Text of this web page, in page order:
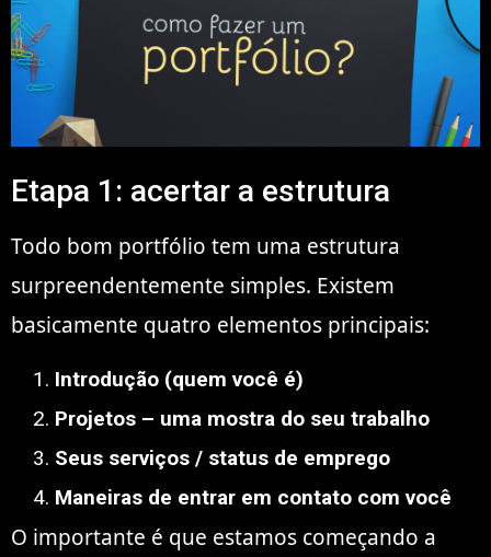
Etapa 1: acertar a estrutura
Todo bom portfólio tem uma estrutura
surpreendentemente simples. Existem
basicamente quatro elementos principais:
Introdução (quem você é)
Projetos – uma mostra do seu trabalho
Seus serviços / status de emprego
Maneiras de entrar em contato com você
O importante é que estamos começando a